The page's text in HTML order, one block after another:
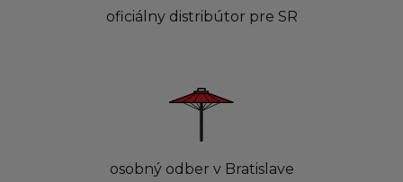
oficiálny distribútor pre SR
osobný odber v Bratislave